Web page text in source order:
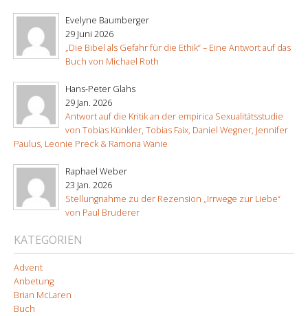
Evelyne Baumberger
29 Juni 2026
„Die Bibel als Gefahr für die Ethik“ – Eine Antwort auf das
Buch von Michael Roth
Hans-Peter Glahs
29 Jan. 2026
Antwort auf die Kritik an der empirica Sexualitätsstudie
von Tobias Künkler, Tobias Faix, Daniel Wegner, Jennifer
Paulus, Leonie Preck & Ramona Wanie
Raphael Weber
23 Jan. 2026
Stellungnahme zu der Rezension „Irrwege zur Liebe“
von Paul Bruderer
KATEGORIEN
Advent
Anbetung
Brian McLaren
Buch